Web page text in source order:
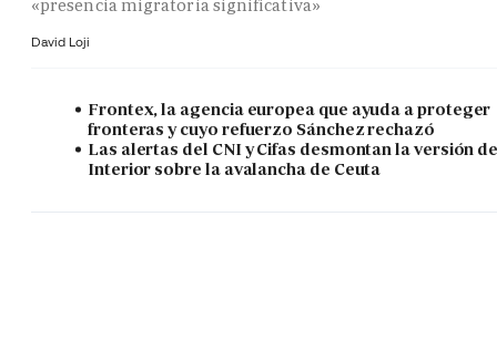
«presencia migratoria significativa»
David Loji
Frontex, la agencia europea que ayuda a proteger
fronteras y cuyo refuerzo Sánchez rechazó
Las alertas del CNI y Cifas desmontan la versión
Interior sobre la avalancha de Ceuta